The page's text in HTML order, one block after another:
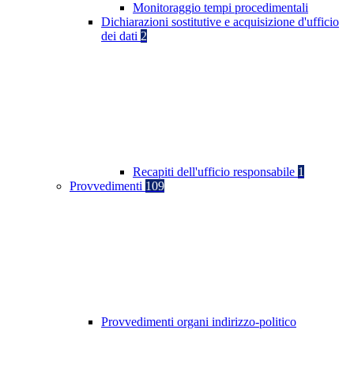
Monitoraggio tempi procedimentali
Dichiarazioni sostitutive e acquisizione d'ufficio
dei dati 2
Recapiti dell'ufficio responsabile 1
Provvedimenti 109
Provvedimenti organi indirizzo-politico